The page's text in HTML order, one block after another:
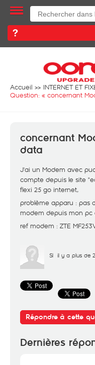
Accueil
INTERNET ET
Question: « concernant
concernant
data
J'ai un Modem avec
compte depuis le site
flexi 25 go internet,
problème apparu : pas
modem depuis mon pc
ref modem : ZTE
Sl il y a plus de
Répondre à cette
Dernières